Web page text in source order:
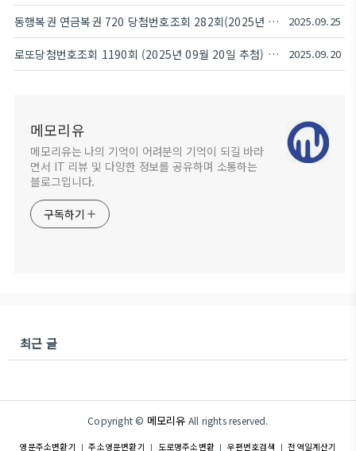
동행복권 연금복권 720 당첨번호조회 282회(2025년 09월 25일 추첨) 1등 당첨번호 3조 034844 보너스 495125 2025.09.25
로또당첨번호조회 1190회 (2025년 09월 20일 추첨) 1등 당첨 번호 7 9 19 23 26 45 보너스 33, 1등 당첨 판매점 동행복권 로또645 2025.09.20
메모리유
메모리유는 나의 기억이 어려분의 기억이 되길 바라
면서 IT 리뷰 및 다양한 정보를 공유하며 소통하는
블로그입니다.
구독하기
최근 글
Copyright © 메모리유 All rights reserved.
영문주소변환기 | 주소영문변환기 | 도로명주소변환 | 우편번호검색 | 전역일계산기